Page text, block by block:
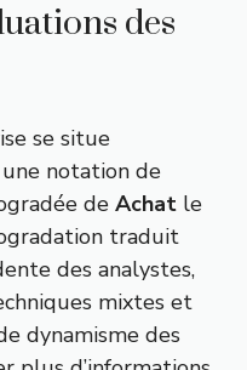
des
se situe
notation de
de Achat le
traduit
des analystes,
mixtes et
dynamisme des